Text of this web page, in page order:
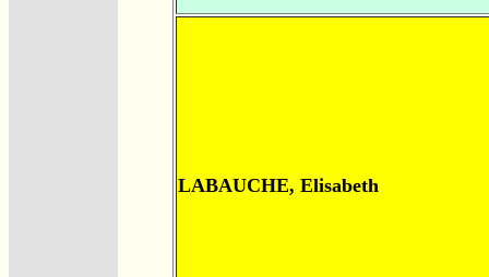
LABAUCHE, Elisabeth